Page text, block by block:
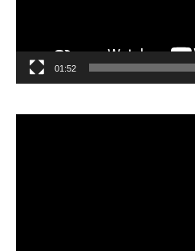
01:52